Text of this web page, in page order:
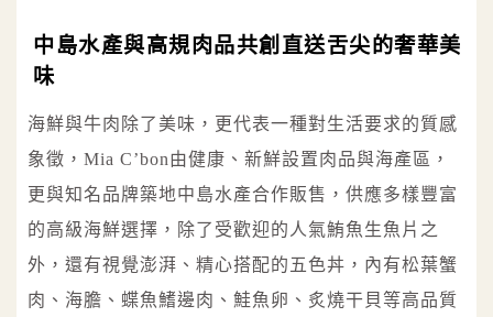
中島水產與高規肉品共創直送舌尖的奢華美
味
海鮮與牛肉除了美味，更代表一種對生活要求的質感
象徵，Mia C’bon由健康、新鮮設置肉品與海產區，
更與知名品牌築地中島水產合作販售，供應多樣豐富
的高級海鮮選擇，除了受歡迎的人氣鮪魚生魚片之
外，還有視覺澎湃、精心搭配的五色丼，內有松葉蟹
肉、海膽、蝶魚鰭邊肉、鮭魚卵、炙燒干貝等高品質